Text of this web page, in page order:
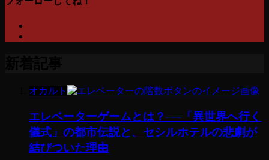
オカルト
エレベーターゲームとは？──「異世界へ行く
儀式」の都市伝説と、セシルホテルの悲劇が
結びついた理由